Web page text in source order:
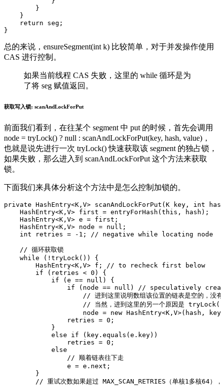
}
}
return
seg ;
}
总的来说，ensureSegment(int k) 比较简单，对于并发操作使用
CAS 进行控制。
如果当前线程 CAS 失败，这里的 while 循环是为
了将 seg 赋值返回。
获取写入锁: scanAndLockForPut
前面我们看到，在往某个 segment 中 put 的时候，首先会调用
node = tryLock() ? null : scanAndLockForPut(key, hash, value)，
也就是说先进行一次 tryLock() 快速获取该 segment 的独占锁，
如果失败，那么进入到 scanAndLockForPut 这个方法来获取
锁。
下面我们来具体分析这个方法中是怎么控制加锁的。
private HashEntry<K , V> scanAndLockForPut ( K key , int
HashEntry<K , V> first = entryForHash ( this , hash ) ;
HashEntry<K , V> e = first ;
HashEntry<K , V> node = null ;
int
retries = - 1 ; // negative while locating node
// 循环获取锁
while
( ! tryLock())
{
HashEntry<K , V> f ; // to recheck first below
if
( retries < 0 )
{
if
( e == null )
{
if
( node == null ) // speculatively
// 进到这里说明数组该位置的链表是空的，没
//
当然，进到这里的另一个原因是 tryLock
node = new HashEntry<K , V>( hash ,
key
retries = 0 ;
}
else
if ( key . equals ( e . key))
retries = 0 ;
else
// 顺着链表往下走
e = e . next ;
}
// 重试次数如果超过 MAX_SCAN_RETRIES （单核1多核64）